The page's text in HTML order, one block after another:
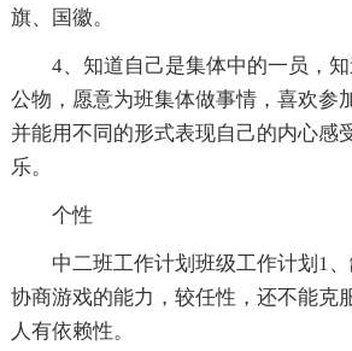
旗、国徽。
4、知道自己是集体中的一员，
公物，愿意为班集体做事情，喜欢参
并能用不同的形式表现自己的内心感
乐。
个性
中二班工作计划班级工作计划1、
协商游戏的能力，较任性，还不能克
人有依赖性。